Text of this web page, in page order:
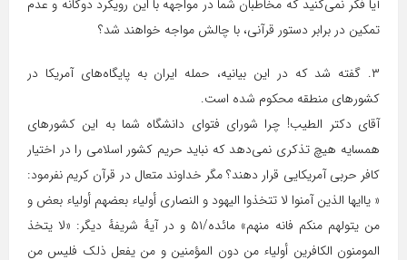
آیا فکر نمی‌کنید که مخاطبان شما در مواجهه با این رویکرد دوگانه و عدم
تمکین در برابر دستور قرآنی، با چالش مواجه خواهند شد؟
۳. گفته شد که در این بیانیه، حمله ایران به پایگاه‌های آمریکا در
کشورهای منطقه محکوم شده است.
آقای دکتر الطیب! چرا شورای فتوای دانشگاه شما به این کشورهای
همسایه هیچ تذکری نمی‌دهد که نباید حریم کشور اسلامی را در اختیار
کافر حربی آمریکایی قرار دهند؟ مگر خداوند متعال در قرآن کریم نفرمود:
« یاایها الذین آمنوا لا تتخذوا الیهود و النصاری أولیاء بعضهم أولیاء بعض و
من یتولهم منکم فانه منهم» مائده/۵۱ و در آیهٔ شریفهٔ دیگر: «لا یتخذ
المومنون الکافرین أولیاء من دون المؤمنین و من یفعل ذلک فلیس من